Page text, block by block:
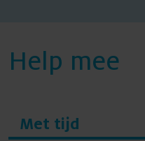
Help mee
Met tijd